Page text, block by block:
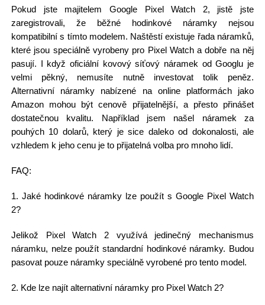
Pokud jste majitelem Google Pixel Watch 2, jistě jste
zaregistrovali, že běžné hodinkové náramky nejsou
kompatibilní s tímto modelem. Naštěstí existuje řada náramků,
které jsou speciálně vyrobeny pro Pixel Watch a dobře na něj
pasují. I když oficiální kovový síťový náramek od Googlu je
velmi pěkný, nemusíte nutně investovat tolik peněz.
Alternativní náramky nabízené na online platformách jako
Amazon mohou být cenově přijatelnější, a přesto přinášet
dostatečnou kvalitu. Například jsem našel náramek za
pouhých 10 dolarů, který je sice daleko od dokonalosti, ale
vzhledem k jeho cenu je to přijatelná volba pro mnoho lidí.
FAQ:
1. Jaké hodinkové náramky lze použít s Google Pixel Watch
2?
Jelikož Pixel Watch 2 využívá jedinečný mechanismus
náramku, nelze použít standardní hodinkové náramky. Budou
pasovat pouze náramky speciálně vyrobené pro tento model.
2. Kde lze najít alternativní náramky pro Pixel Watch 2?